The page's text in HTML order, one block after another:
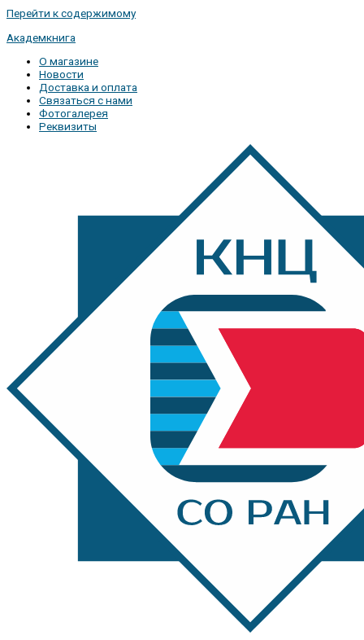
Перейти к содержимому
Академкнига
О магазине
Новости
Доставка и оплата
Связаться с нами
Фотогалерея
Реквизиты